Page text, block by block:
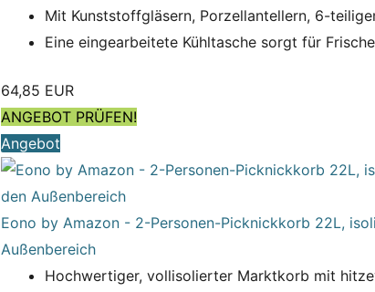
Mit Kunststoffgläsern, Porzellantellern, 6-
Eine eingearbeitete Kühltasche sorgt für
64,85 EUR
ANGEBOT PRÜFEN!
Angebot
Eono by Amazon - 2-Personen-Picknickkorb 22L,
Außenbereich
Hochwertiger, vollisolierter Marktkorb mit